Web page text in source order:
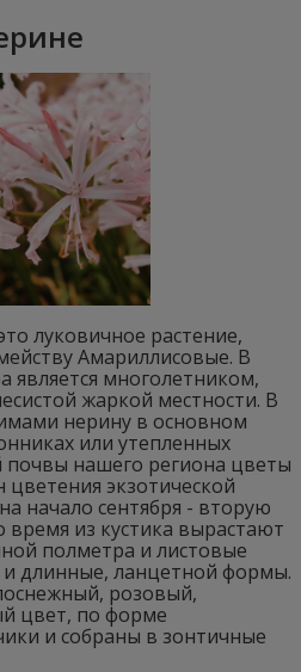
луковичное растение,
Амариллисовые. В
является многолетником,
жаркой местности. В
нерину в основном
или утепленных
почвы нашего региона цветы
экзотической
начало сентября - вторую
время из кустика вырастают
полметра и листовые
и длинные, ланцетной формы.
розовый,
цвет, по форме
и собраны в зонтичные